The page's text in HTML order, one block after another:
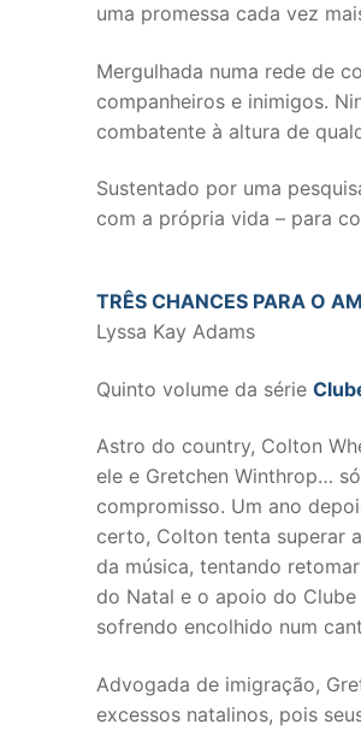
uma promessa cada vez
Mergulhada numa rede de
companheiros e inimigos.
combatente à altura de
Sustentado por uma
com a própria vida – para
TRÊS CHANCES PARA O
Lyssa Kay Adams
Quinto volume da série
Astro do country, Colton
ele e Gretchen Winthrop…
compromisso. Um ano
certo, Colton tenta superar
da música, tentando
do Natal e o apoio do
sofrendo encolhido num
Advogada de imigração,
excessos natalinos, pois